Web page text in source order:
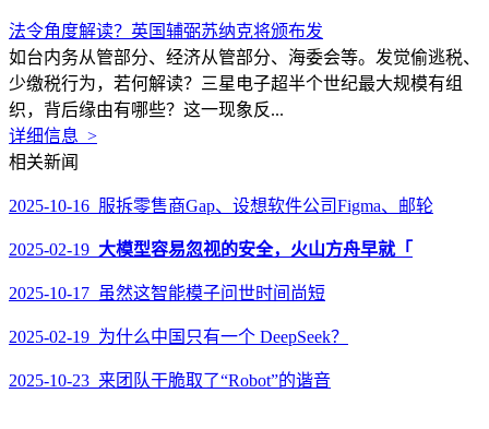
法令角度解读？英国辅弼苏纳克将颁布发
如台内务从管部分、经济从管部分、海委会等。发觉偷逃税、
少缴税行为，若何解读？三星电子超半个世纪最大规模有组
织，背后缘由有哪些？这一现象反...
详细信息 >
相关新闻
2025-10-16 服拆零售商Gap、设想软件公司Figma、邮轮
2025-02-19 大模型容易忽视的安全，火山方舟早就「
2025-10-17 虽然这智能模子问世时间尚短
2025-02-19 为什么中国只有一个 DeepSeek？
2025-10-23 来团队干脆取了“Robot”的谐音